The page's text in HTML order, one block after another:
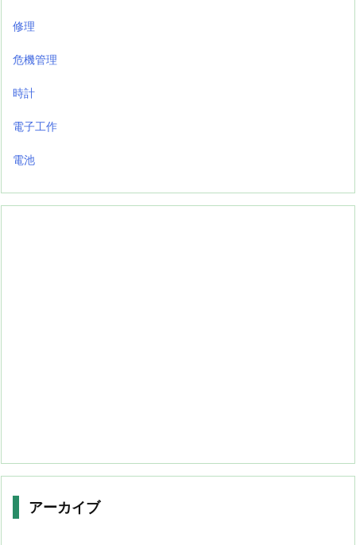
修理
危機管理
時計
電子工作
電池
アーカイブ